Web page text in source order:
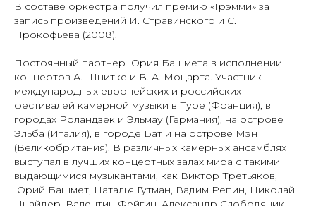
В составе оркестра получил премию «Грэмми» за
запись произведений И. Стравинского и С.
Прокофьева (2008).
Постоянный партнер Юрия Башмета в исполнении
концертов А. Шнитке и В. А. Моцарта. Участник
международных европейских и российских
фестивалей камерной музыки в Туре (Франция), в
городах Роландзек и Эльмау (Германия), на острове
Эльба (Италия), в городе Бат и на острове Мэн
(Великобритания). В различных камерных ансамблях
выступал в лучших концертных залах мира с такими
выдающимися музыкантами, как Виктор Третьяков,
Юрий Башмет, Наталья Гутман, Вадим Репин, Николай